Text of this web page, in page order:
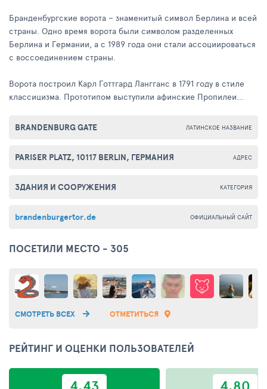
Бранденбургские ворота – знаменитый символ Берлина и всей
страны. Одно время ворота были символом разделенных
Берлина и Германии, а с 1989 года они стали ассоциироваться
с воссоединением страны.
Ворота построил Карл Готтгард Лангганс в 1791 году в стиле
классицизма. Прототипом выступили афинские Пропилеи
Готфрид Шадов.
разрушили. Их восстановили в 1956 году. Сегодня ворота
площади Берлина.
ЛАТИНСКОЕ НАЗВАНИЕ
BRANDENBURG GATE
АДРЕС
PARISER PLATZ, 10117 BERLIN, ГЕРМАНИЯ
КАТЕГОРИЯ
ЗДАНИЯ И СООРУЖЕНИЯ
ОФИЦИАЛЬНЫЙ САЙТ
brandenburgertor.de
ПОСЕТИЛИ МЕСТО - 305
СМОТРЕТЬ ВСЕХ ОТМЕТИТЬСЯ
РЕЙТИНГ И ОЦЕНКИ ПОЛЬЗОВАТЕЛЕЙ